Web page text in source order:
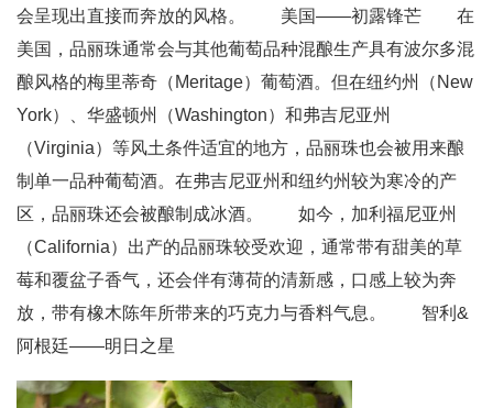
会呈现出直接而奔放的风格。 美国——初露锋芒 在
美国，品丽珠通常会与其他葡萄品种混酿生产具有波尔多混
酿风格的梅里蒂奇（Meritage）葡萄酒。但在纽约州（New
York）、华盛顿州（Washington）和弗吉尼亚州
（Virginia）等风土条件适宜的地方，品丽珠也会被用来酿
制单一品种葡萄酒。在弗吉尼亚州和纽约州较为寒冷的产
区，品丽珠还会被酿制成冰酒。 如今，加利福尼亚州
（California）出产的品丽珠较受欢迎，通常带有甜美的草
莓和覆盆子香气，还会伴有薄荷的清新感，口感上较为奔
放，带有橡木陈年所带来的巧克力与香料气息。 智利&
阿根廷——明日之星